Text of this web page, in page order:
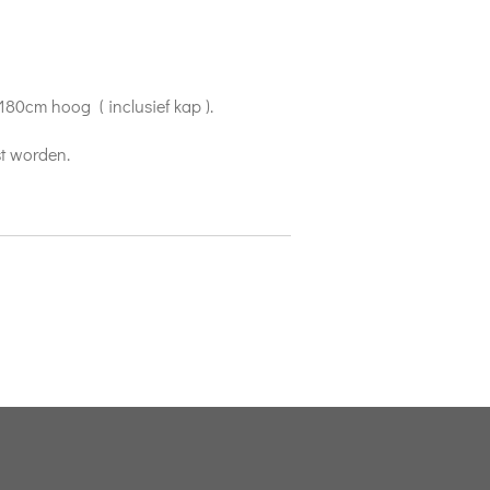
hoog ( inclusief kap ).
worden.